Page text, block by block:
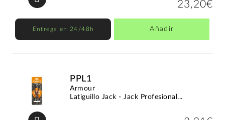
23,20€
Entrega en 24/48h Añadir
PPL1
Armour
Latiguillo Jack - Jack Profesional...